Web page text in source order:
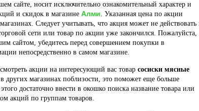
сайте, носит исключительно ознакомительный характер и
и скидок в магазине Алми. Указанная цена по акции
Следует учитывать, что акция может не действовать
сети или товар по акции уже закончился. Пожалуйста,
сайтом, убедитесь перед совершением покупки в
непосредственно в самом магазине.
акции на интересующий вас товар сосиски мясные
других магазинах поблизости, это поможет еще больше
достаточно ввести в окошко поиска название товара или
акций по группам товаров.